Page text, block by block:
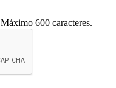
Máximo 600 caracteres.